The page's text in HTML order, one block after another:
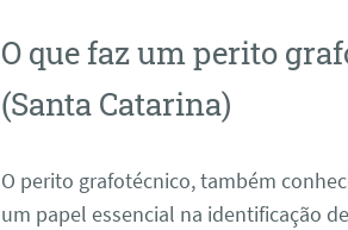
O que faz um perito
(Santa Catarina)
O perito grafotécnico, também
um papel essencial na identificação